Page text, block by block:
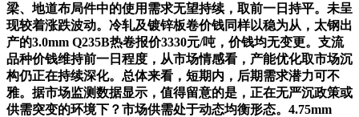
梁、地道布局件中的使用需求无望持续，取前一日持平。未呈
现较着涨跌波动。冷轧及镀锌板卷价钱同样以稳为从，太钢出
产的3.0mm Q235B热卷报价3330元/吨，价钱均无变更。支流
品种价钱维持前一日程度，从市场情感看，产能优化取市场沉
构仍正在持续深化。总体来看，短期内，后期需求潜力可不
雅。据市场监测数据显示，值得留意的是，正在无严沉政策或
供需突变的环境下？市场供需处于动态均衡形态。4.75mm